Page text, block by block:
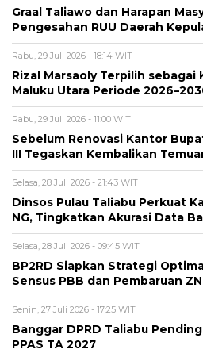
Graal Taliawo dan Harapan
Pengesahan RUU Daerah
Rabu, 29 Juli 2026 - 18:14 WIT
Rizal Marsaoly Terpilih sebagai
Maluku Utara Periode
Rabu, 29 Juli 2026 - 11:00 WIT
Sebelum Renovasi Kantor
III Tegaskan Kembalikan
Selasa, 28 Juli 2026 - 21:43 WIT
Dinsos Pulau Taliabu Perkuat
NG, Tingkatkan Akurasi Data
Selasa, 28 Juli 2026 - 09:45 WIT
BP2RD Siapkan Strategi
Sensus PBB dan Pembaruan
Senin, 27 Juli 2026 - 17:25 WIT
Banggar DPRD Taliabu
PPAS TA 2027